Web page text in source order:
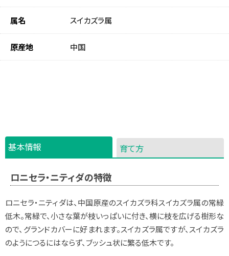
属名 スイカズラ属
原産地 中国
基本情報 育て方
ロニセラ・ニティダの特徴
ロニセラ・ニティダは、中国原産のスイカズラ科スイカズラ属の常緑
低木。常緑で、小さな葉が枝いっぱいに付き、横に枝を広げる樹形な
ので、グランドカバーに好まれます。スイカズラ属ですが、スイカズラ
のようにつるにはならず、ブッシュ状に繁る低木です。